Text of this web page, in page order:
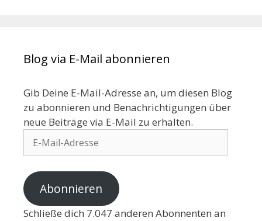
Blog via E-Mail abonnieren
Gib Deine E-Mail-Adresse an, um diesen Blog
zu abonnieren und Benachrichtigungen über
neue Beiträge via E-Mail zu erhalten.
Abonnieren
Schließe dich 7.047 anderen Abonnenten an